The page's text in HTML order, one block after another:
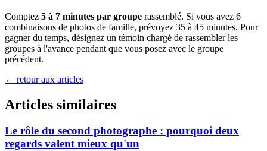
Comptez 5 à 7 minutes par groupe rassemblé. Si vous avez 6
combinaisons de photos de famille, prévoyez 35 à 45 minutes. Pour
gagner du temps, désignez un témoin chargé de rassembler les
groupes à l'avance pendant que vous posez avec le groupe
précédent.
← retour aux articles
Articles similaires
Le rôle du second photographe : pourquoi deux
regards valent mieux qu'un